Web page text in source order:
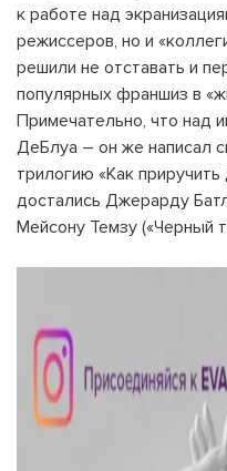
к работе над
режиссеров, но и
решили не отставать и
популярных франшиз в
Примечательно, что над
ДеБлуа – он же написал
трилогию «Как
достались Джерарду
Мейсону Темзу («Черный